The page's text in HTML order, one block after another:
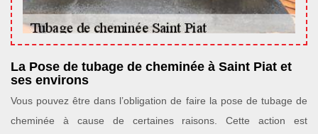
La Pose de tubage de cheminée à Saint Piat et
ses environs
Vous pouvez être dans l’obligation de faire la pose de tubage de
cheminée à cause de certaines raisons. Cette action est